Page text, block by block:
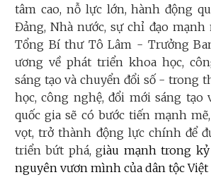
tâm cao, nỗ lực lớn, hành động
Đảng, Nhà nước, sự chỉ đạo mạnh
Tổng Bí thư Tô Lâm - Trưởng
ương về phát triển khoa học,
sáng tạo và chuyển đổi số -trong
học, công nghệ, đổi mới sáng tạo
quốc gia sẽ có bước tiến mạnh
vọt, trở thành động lực chính để
triển bứt phá, giàu mạnh trong
nguyên vươn mình của dân tộc Việt